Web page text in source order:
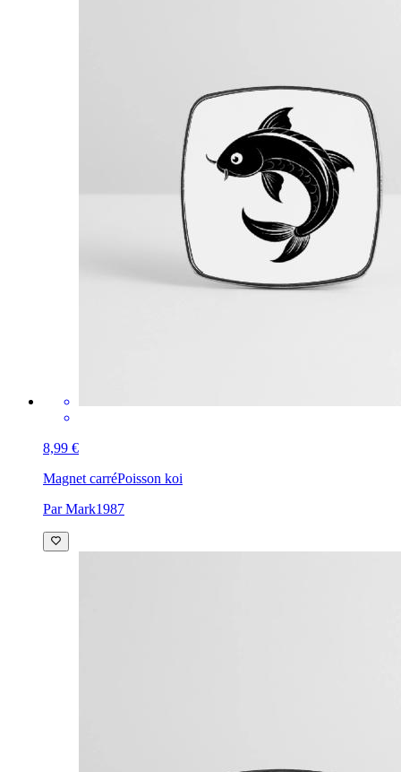
8,99 €
Magnet carréPoisson koi
Par Mark1987